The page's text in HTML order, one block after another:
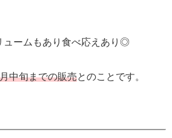
ュームもあり食べ応えあり◎
中旬までの販売とのことです。